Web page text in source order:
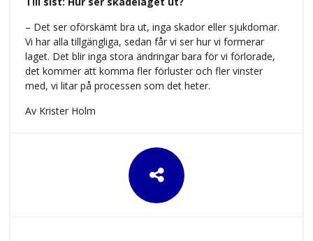
– Det ser oförskämt bra ut, inga skador eller sjukdomar.
Vi har alla tillgängliga, sedan får vi ser hur vi formerar
laget. Det blir inga stora ändringar bara för vi förlorade,
det kommer att komma fler förluster och fler vinster
med, vi litar på processen som det heter.
Av Krister Holm